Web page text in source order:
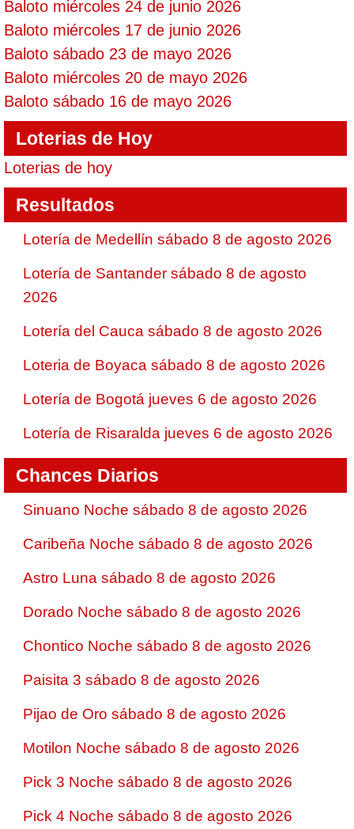
Baloto miércoles 24 de junio 2026
Baloto miércoles 17 de junio 2026
Baloto sábado 23 de mayo 2026
Baloto miércoles 20 de mayo 2026
Baloto sábado 16 de mayo 2026
Loterias de Hoy
Loterias de hoy
Resultados
Lotería de Medellín sábado 8 de agosto 2026
Lotería de Santander sábado 8 de agosto
2026
Lotería del Cauca sábado 8 de agosto 2026
Loteria de Boyaca sábado 8 de agosto 2026
Lotería de Bogotá jueves 6 de agosto 2026
Lotería de Risaralda jueves 6 de agosto 2026
Chances Diarios
Sinuano Noche sábado 8 de agosto 2026
Caribeña Noche sábado 8 de agosto 2026
Astro Luna sábado 8 de agosto 2026
Dorado Noche sábado 8 de agosto 2026
Chontico Noche sábado 8 de agosto 2026
Paisita 3 sábado 8 de agosto 2026
Pijao de Oro sábado 8 de agosto 2026
Motilon Noche sábado 8 de agosto 2026
Pick 3 Noche sábado 8 de agosto 2026
Pick 4 Noche sábado 8 de agosto 2026